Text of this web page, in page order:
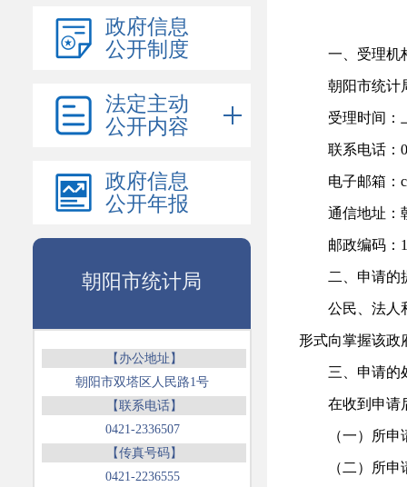
政府信息
公开制度
法定主动
公开内容
政府信息
公开年报
朝阳市统计局
【办公地址】
朝阳市双塔区人民路1号
【联系电话】
0421-2336507
【传真号码】
0421-2236555
一、受理机
朝阳市统计
受理时间：
联系电话：
电子邮箱：
通信地址：
邮政编码：
二、申请的
公民、法人
形式向掌握该政
三、申请的
在收到申请
（一）所
（二）所